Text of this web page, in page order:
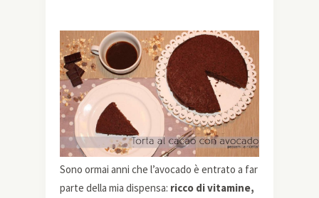
Sono ormai anni che l’avocado è entrato a far
parte della mia dispensa: ricco divitamine,